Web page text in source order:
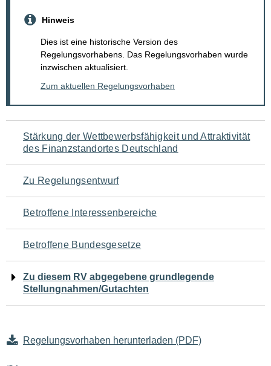
Hinweis
Dies ist eine historische Version des
Regelungsvorhabens. Das Regelungsvorhaben wurde
inzwischen aktualisiert.
Zum aktuellen Regelungsvorhaben
Navigation
für
den
Seiteninhalt
Stärkung der Wettbewerbsfähigkeit und Attraktivität
des Finanzstandortes Deutschland
Zu Regelungsentwurf
Betroffene Interessenbereiche
Betroffene Bundesgesetze
Zu diesem RV abgegebene grundlegende
Stellungnahmen/Gutachten
Regelungsvorhaben herunterladen (PDF)